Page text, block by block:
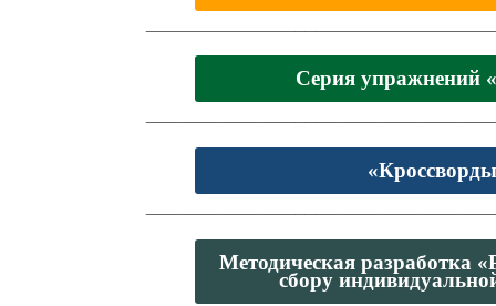
Серия упражнений
Методическая разработка
сбору